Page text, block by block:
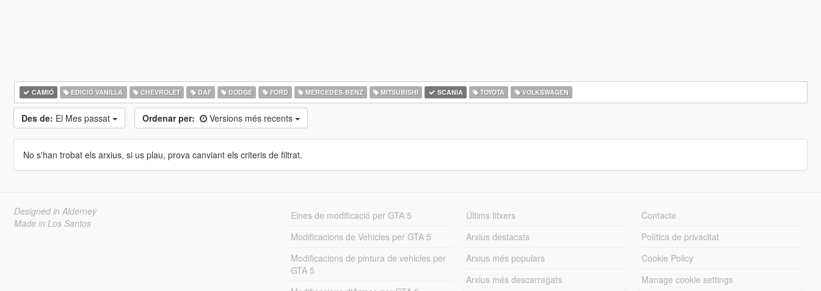
CAMIÓ EDICIÓ VANILLA CHEVROLET DAF DODGE FORD MERCEDES-BENZ MITSUBISHI SCANIA TOYOTA VOLKSWAGEN
Des de: El Mes passat Ordenar per: Versions més recents
No s'han trobat els arxius, si us plau, prova canviant els criteris de filtrat.
Designed in Alderney
Made in Los Santos
Eines de modificació per GTA 5
Modificacions de Vehicles per GTA 5
Modificacions de pintura de vehicles per
GTA 5
Últims fitxers
Arxius destacats
Arxius més populars
Arxius més descarregats
Contacte
Política de privacitat
Cookie Policy
Manage cookie settings